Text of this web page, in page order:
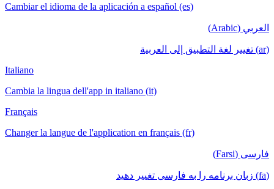
Cambiar el idioma de la aplicación a español (es)
العربي (Arabic)
(ar) تغيير لغة التطبيق إلى العربية
Italiano
Cambia la lingua dell'app in italiano (it)
Français
Changer la langue de l'application en français (fr)
فارسی (Farsi)
(fa) زبان برنامه را به فارسی تغییر دهید